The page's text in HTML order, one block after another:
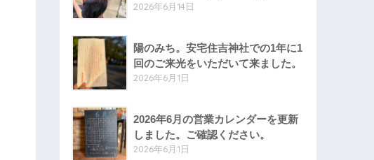
2026年6月14日
陽のみち。安宅住吉神社での1年に1
回のご来光をいただいて来ました。
2026年6月1日
2026年6月の営業カレンダーを更新
しました。ご確認ください。
2026年6月1日